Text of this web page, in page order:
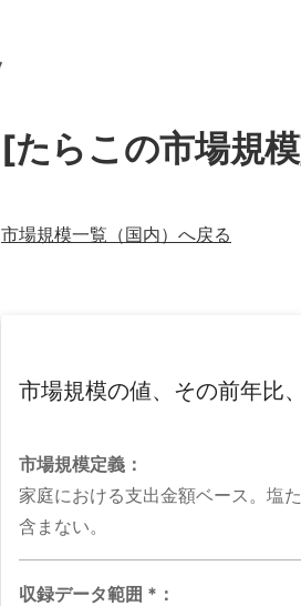
[たらこの市場規
市場規模一覧（国内）へ戻る
市場規模の値、その前年比
市場規模定義：
家庭における支出金額ベース。塩
含まない。
収録データ範囲 * ：